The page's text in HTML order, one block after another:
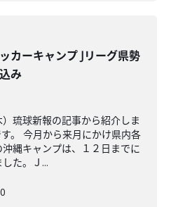
カーキャンプ Jリーグ県勢
み
琉球新報の記事から紹介しま
。 今月から来月にかけ県内各
縄キャンプは、１２日までに
た。Ｊ...